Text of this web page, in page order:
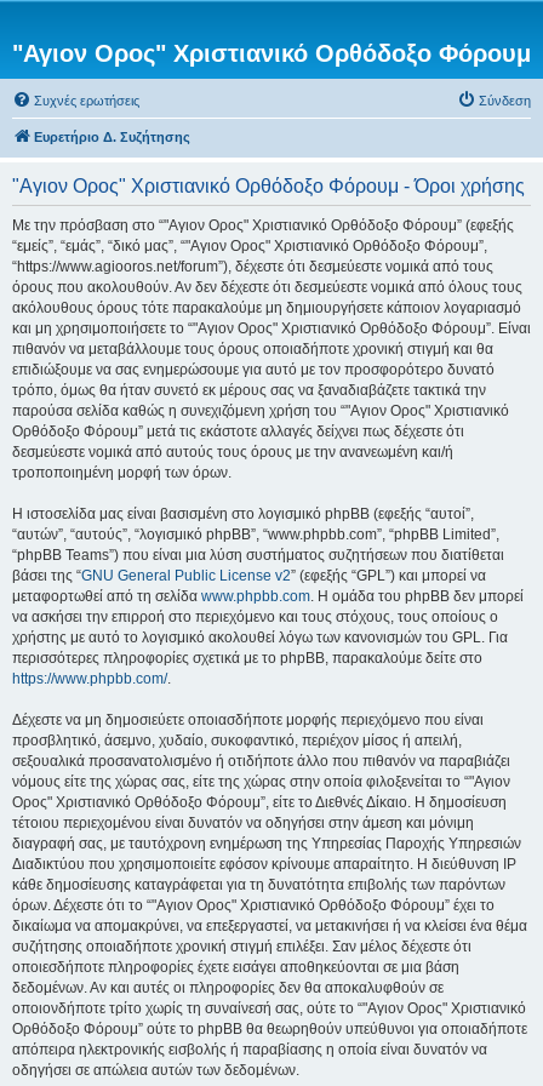
"Αγιον Ορος" Χριστιανικό Ορθόδοξο Φόρουμ
Συχνές ερωτήσεις Σύνδεση
Ευρετήριο Δ. Συζήτησης
"Αγιον Ορος" Χριστιανικό Ορθόδοξο Φόρουμ - Όροι χρήσης
Με την πρόσβαση στο “"Αγιον Ορος" Χριστιανικό Ορθόδοξο Φόρουμ” (εφεξής
“εμείς”, “εμάς”, “δικό μας”, “"Αγιον Ορος" Χριστιανικό Ορθόδοξο Φόρουμ”,
“https://www.agiooros.net/forum”), δέχεστε ότι δεσμεύεστε νομικά από τους
όρους που ακολουθούν. Αν δεν δέχεστε ότι δεσμεύεστε νομικά από όλους τους
ακόλουθους όρους τότε παρακαλούμε μη δημιουργήσετε κάποιον λογαριασμό
και μη χρησιμοποιήσετε το “"Αγιον Ορος" Χριστιανικό Ορθόδοξο Φόρουμ”. Είναι
πιθανόν να μεταβάλλουμε τους όρους οποιαδήποτε χρονική στιγμή και θα
επιδιώξουμε να σας ενημερώσουμε για αυτό με τον προσφορότερο δυνατό
τρόπο, όμως θα ήταν συνετό εκ μέρους σας να ξαναδιαβάζετε τακτικά την
παρούσα σελίδα καθώς η συνεχιζόμενη χρήση του “"Αγιον Ορος" Χριστιανικό
Ορθόδοξο Φόρουμ” μετά τις εκάστοτε αλλαγές δείχνει πως δέχεστε ότι
δεσμεύεστε νομικά από αυτούς τους όρους με την ανανεωμένη και/ή
τροποποιημένη μορφή των όρων.
Η ιστοσελίδα μας είναι βασισμένη στο λογισμικό phpBB (εφεξής “αυτοί”,
“αυτών”, “αυτούς”, “λογισμικό phpBB”, “www.phpbb.com”, “phpBB Limited”,
“phpBB Teams”) που είναι μια λύση συστήματος συζητήσεων που διατίθεται
βάσει της “GNU General Public License v2” (εφεξής “GPL”) και μπορεί να
μεταφορτωθεί από τη σελίδα www.phpbb.com. Η ομάδα του phpBB δεν μπορεί
να ασκήσει την επιρροή στο περιεχόμενο και τους στόχους, τους οποίους ο
χρήστης με αυτό το λογισμικό ακολουθεί λόγω των κανονισμών του GPL. Για
περισσότερες πληροφορίες σχετικά με το phpBB, παρακαλούμε δείτε στο
https://www.phpbb.com/.
Δέχεστε να μη δημοσιεύετε οποιασδήποτε μορφής περιεχόμενο που είναι
προσβλητικό, άσεμνο, χυδαίο, συκοφαντικό, περιέχον μίσος ή απειλή,
σεξουαλικά προσανατολισμένο ή οτιδήποτε άλλο που πιθανόν να παραβιάζει
νόμους είτε της χώρας σας, είτε της χώρας στην οποία φιλοξενείται το “"Αγιον
Ορος" Χριστιανικό Ορθόδοξο Φόρουμ”, είτε το Διεθνές Δίκαιο. Η δημοσίευση
τέτοιου περιεχομένου είναι δυνατόν να οδηγήσει στην άμεση και μόνιμη
διαγραφή σας, με ταυτόχρονη ενημέρωση της Υπηρεσίας Παροχής Υπηρεσιών
Διαδικτύου που χρησιμοποιείτε εφόσον κρίνουμε απαραίτητο. Η διεύθυνση IP
κάθε δημοσίευσης καταγράφεται για τη δυνατότητα επιβολής των παρόντων
όρων. Δέχεστε ότι το “"Αγιον Ορος" Χριστιανικό Ορθόδοξο Φόρουμ” έχει το
δικαίωμα να απομακρύνει, να επεξεργαστεί, να μετακινήσει ή να κλείσει ένα θέμα
συζήτησης οποιαδήποτε χρονική στιγμή επιλέξει. Σαν μέλος δέχεστε ότι
οποιεσδήποτε πληροφορίες έχετε εισάγει αποθηκεύονται σε μια βάση
δεδομένων. Αν και αυτές οι πληροφορίες δεν θα αποκαλυφθούν σε
οποιονδήποτε τρίτο χωρίς τη συναίνεσή σας, ούτε το “"Αγιον Ορος" Χριστιανικό
Ορθόδοξο Φόρουμ” ούτε το phpBB θα θεωρηθούν υπεύθυνοι για οποιαδήποτε
απόπειρα ηλεκτρονικής εισβολής ή παραβίασης η οποία είναι δυνατόν να
οδηγήσει σε απώλεια αυτών των δεδομένων.